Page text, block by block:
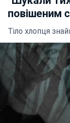
повішеним
Тіло хлопця